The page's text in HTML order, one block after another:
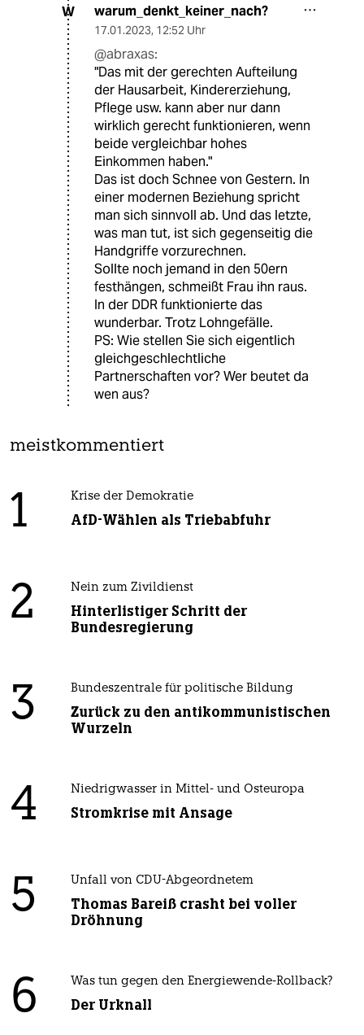
W warum_denkt_keiner_nach?
17.01.2023, 12:52 Uhr
@abraxas:
"Das mit der gerechten Aufteilung
der Hausarbeit, Kindererziehung,
Pflege usw. kann aber nur dann
wirklich gerecht funktionieren, wenn
beide vergleichbar hohes
Einkommen haben."
Das ist doch Schnee von Gestern. In
einer modernen Beziehung spricht
man sich sinnvoll ab. Und das letzte,
was man tut, ist sich gegenseitig die
Handgriffe vorzurechnen.
Sollte noch jemand in den 50ern
festhängen, schmeißt Frau ihn raus.
In der DDR funktionierte das
wunderbar. Trotz Lohngefälle.
PS: Wie stellen Sie sich eigentlich
gleichgeschlechtliche
Partnerschaften vor? Wer beutet da
wen aus?
meistkommentiert
1 Krise der Demokratie
AfD-Wählen als Triebabfuhr
2 Nein zum Zivildienst
Hinterlistiger Schritt der
Bundesregierung
3 Bundeszentrale für politische Bildung
Zurück zu den antikommunistischen
Wurzeln
4 Niedrigwasser in Mittel- und Osteuropa
Stromkrise mit Ansage
5 Unfall von CDU-Abgeordnetem
Thomas Bareiß crasht bei voller
Dröhnung
6 Was tun gegen den Energiewende-Rollback?
Der Urknall